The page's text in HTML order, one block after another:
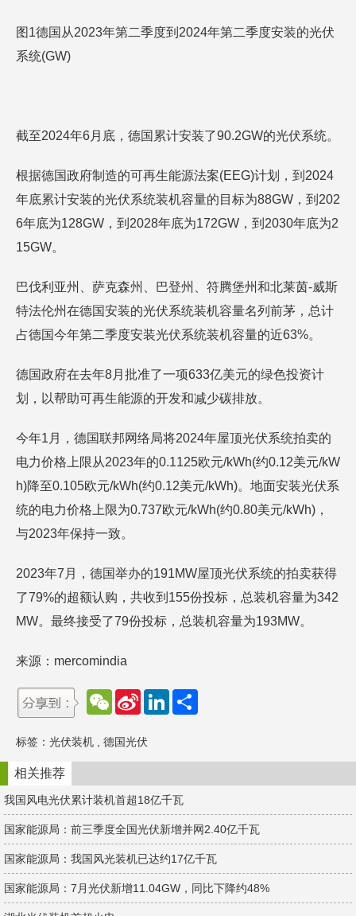
图1德国从2023年第二季度到2024年第二季度安装的光伏
系统(GW)
截至2024年6月底，德国累计安装了90.2GW的光伏系统。
根据德国政府制造的可再生能源法案(EEG)计划，到2024
年底累计安装的光伏系统装机容量的目标为88GW，到202
6年底为128GW，到2028年底为172GW，到2030年底为2
15GW。
巴伐利亚州、萨克森州、巴登州、符腾堡州和北莱茵-威斯
特法伦州在德国安装的光伏系统装机容量名列前茅，总计
占德国今年第二季度安装光伏系统装机容量的近63%。
德国政府在去年8月批准了一项633亿美元的绿色投资计
划，以帮助可再生能源的开发和减少碳排放。
今年1月，德国联邦网络局将2024年屋顶光伏系统拍卖的
电力价格上限从2023年的0.1125欧元/kWh(约0.12美元/kW
h)降至0.105欧元/kWh(约0.12美元/kWh)。地面安装光伏系
统的电力价格上限为0.737欧元/kWh(约0.80美元/kWh)，
与2023年保持一致。
2023年7月，德国举办的191MW屋顶光伏系统的拍卖获得
了79%的超额认购，共收到155份投标，总装机容量为342
MW。最终接受了79份投标，总装机容量为193MW。
来源：mercomindia
W
e
a
t
S
W
e
b
o
L
d
n
标签： 光伏装机 德国光伏
相关推荐
我国风电光伏累计装机首超18亿千瓦
国家能源局：前三季度全国光伏新增并网2.40亿千瓦
国家能源局：我国风光装机已达约17亿千瓦
国家能源局：7月光伏新增11.04GW，同比下降约48%